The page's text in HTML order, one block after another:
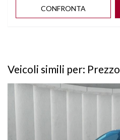
CONFRONTA
Veicoli simili per: Prezzo
Vedi dettagli